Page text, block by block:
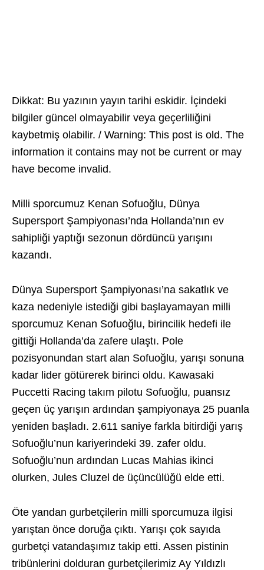
Dikkat: Bu yazının yayın tarihi eskidir. İçindeki
bilgiler güncel olmayabilir veya geçerliliğini
kaybetmiş olabilir. / Warning: This post is old. The
information it contains may not be current or may
have become invalid.
Milli sporcumuz Kenan Sofuoğlu, Dünya
Supersport Şampiyonası’nda Hollanda’nın ev
sahipliği yaptığı sezonun dördüncü yarışını
kazandı.
Dünya Supersport Şampiyonası’na sakatlık ve
kaza nedeniyle istediği gibi başlayamayan milli
sporcumuz Kenan Sofuoğlu, birincilik hedefi ile
gittiği Hollanda’da zafere ulaştı. Pole
pozisyonundan start alan Sofuoğlu, yarışı sonuna
kadar lider götürerek birinci oldu. Kawasaki
Puccetti Racing takım pilotu Sofuoğlu, puansız
geçen üç yarışın ardından şampiyonaya 25 puanla
yeniden başladı. 2.611 saniye farkla bitirdiği yarış
Sofuoğlu’nun kariyerindeki 39. zafer oldu.
Sofuoğlu’nun ardından Lucas Mahias ikinci
olurken, Jules Cluzel de üçüncülüğü elde etti.
Öte yandan gurbetçilerin milli sporcumuza ilgisi
yarıştan önce doruğa çıktı. Yarışı çok sayıda
gurbetçi vatandaşımız takip etti. Assen pistinin
tribünlerini dolduran gurbetçilerimiz Ay Yıldızlı